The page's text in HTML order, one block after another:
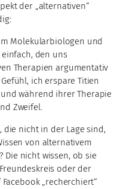
der „alternativen“
Molekularbiologen und
den uns
Therapien argumentativ
ich erspare Titien
während ihrer Therapie
Zweifel.
die nicht in der Lage sind,
von alternativem
Die nicht wissen, ob sie
oder der
„recherchiert“